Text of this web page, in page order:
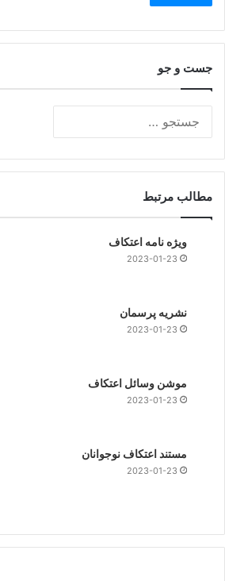
جست و جو
مطالب مرتبط
ویژه نامه اعتکاف
2023-01-23
نشریه پرسمان
2023-01-23
موشن وسائل اعتکاف
2023-01-23
مستند اعتکاف نوجوانان
2023-01-23